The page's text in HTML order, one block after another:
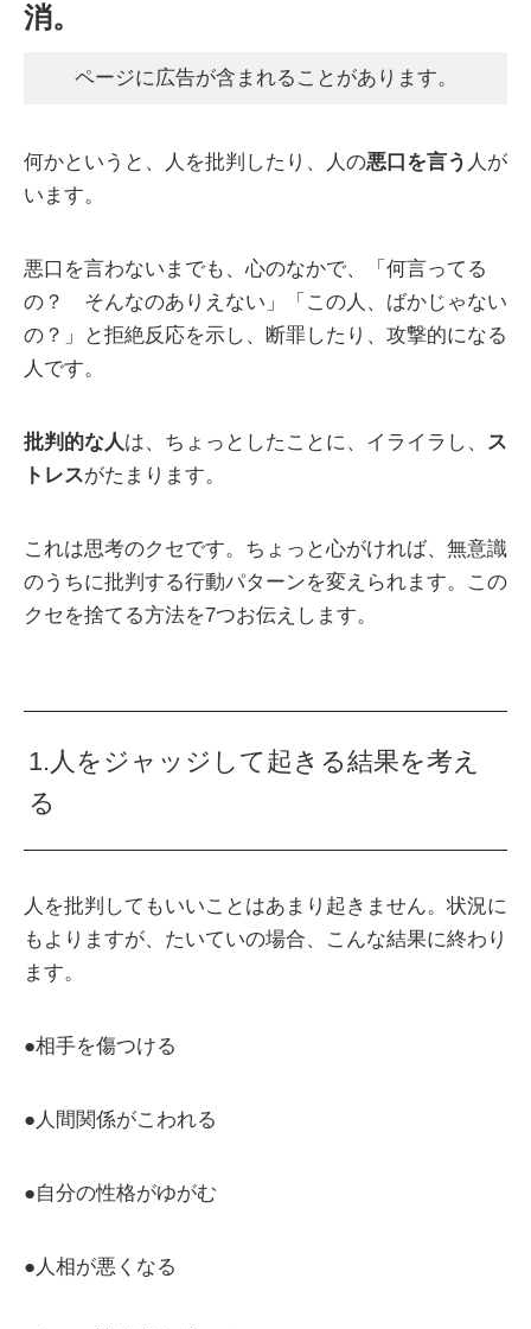
消。
ページに広告が含まれることがあります。
何かというと、人を批判したり、人の悪口を言う 人が
います。
悪口を言わないまでも、心のなかで、「何言ってる
の？ そんなのありえない」「この人、ばかじゃない
の？」と拒絶反応を示し、断罪したり、攻撃的になる
人です。
批判的な人は、ちょっとしたことに、イライラし、 ス
トレスがたまります。
これは思考のクセです。ちょっと心がければ、無意識
のうちに批判する行動パターンを変えられます。この
クセを捨てる方法を7つお伝えします。
1.人をジャッジして起きる結果を考え
る
人を批判してもいいことはあまり起きません。状況に
もよりますが、たいていの場合、こんな結果に終わり
ます。
●相手を傷つける
●人間関係がこわれる
●自分の性格がゆがむ
●人相が悪くなる